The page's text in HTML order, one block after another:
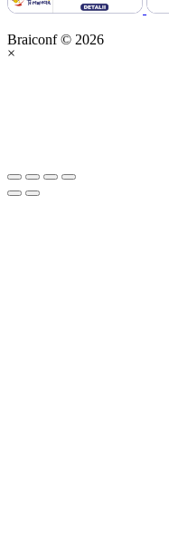
Braiconf © 2026
×